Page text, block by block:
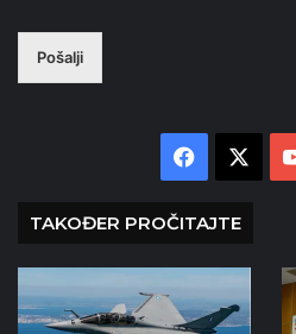
Pošalji
Facebook
TAKOĐER PROČITAJTE